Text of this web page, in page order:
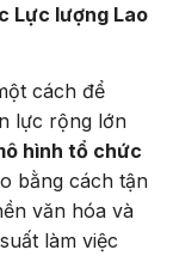
Lực lượng Lao
cách để
lực rộng lớn
hình tổ chức
bằng cách tận
văn hóa và
làm việc